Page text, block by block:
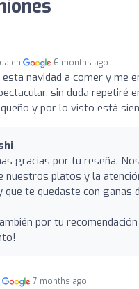
en 6 months ago
esta navidad a comer y me
sin duda repetiré
y por lo visto está
gracias por tu reseña.
nuestros platos y la
que te quedaste con ganas
por tu
7 months ago